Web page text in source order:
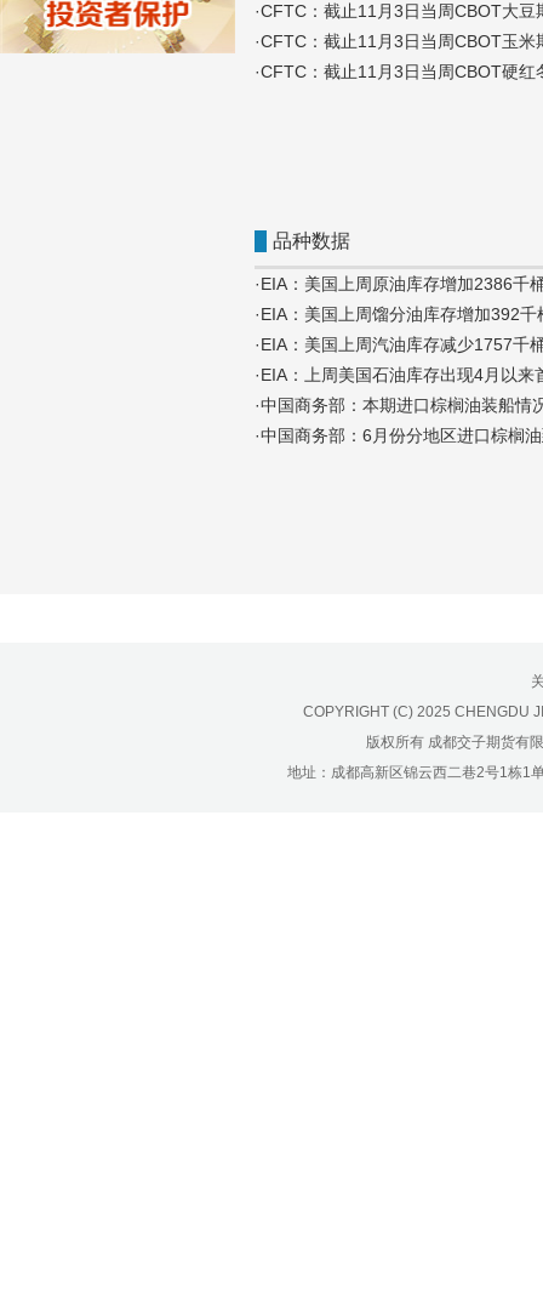
·CFTC：截止11月3日当周CBOT大豆
·CFTC：截止11月3日当周CBOT玉米
·CFTC：截止11月3日当周CBOT硬
品种数据
·EIA：美国上周原油库存增加2386千
·EIA：美国上周馏分油库存增加392
·EIA：美国上周汽油库存减少1757千
·EIA：上周美国石油库存出现4月以来
·中国商务部：本期进口棕榈油装船情
·中国商务部：6月份分地区进口棕榈
COPYRIGHT (C) 2025 CHENGDU
版权所有 成都交子期货有
地址：成都高新区锦云西二巷2号1栋1
青岛营业部：0532-83101951、
0532-83101962
重庆营业部：023-63799091，023-
宁波营业部：0574-81891591